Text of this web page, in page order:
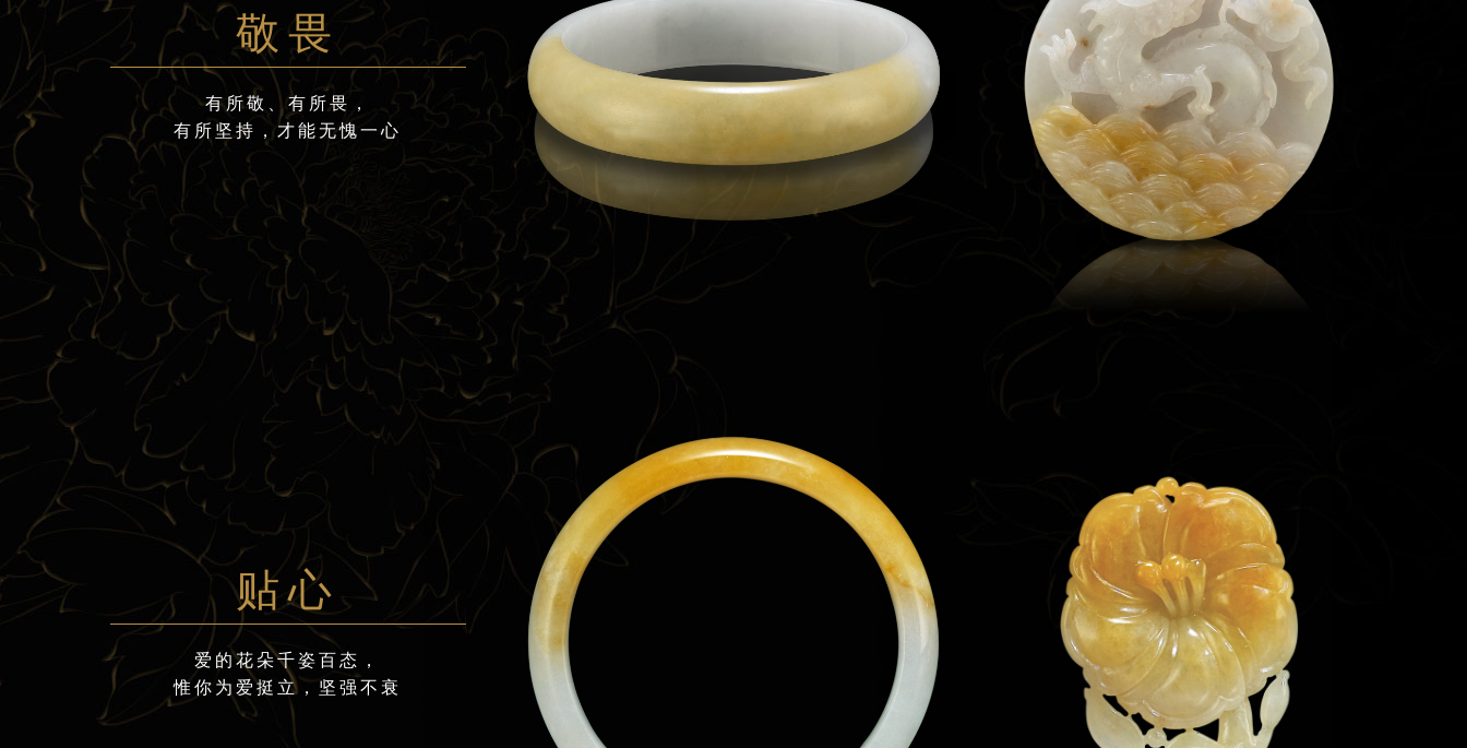
敬畏
有所敬、有所畏，
有所坚持，才能无愧一心
贴心
爱的花朵千姿百态，
惟你为爱挺立，坚强不衰